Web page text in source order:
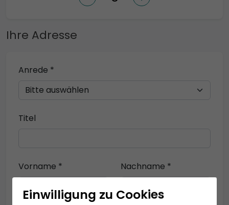
Ihre Adresse
Anrede *
Titel
Vorname * Nachname *
Einwilligung zu Cookies